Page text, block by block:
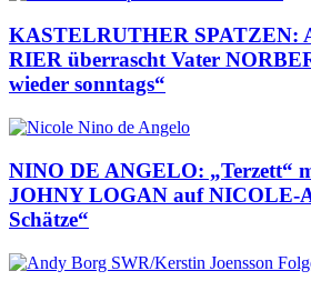
KASTELRUTHER SPATZEN:
RIER überrascht Vater
wieder sonntags“
NINO DE ANGELO: „Terzett“
JOHNY LOGAN auf NICOLE-
Schätze“